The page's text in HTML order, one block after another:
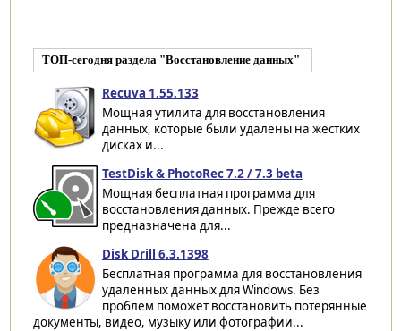
ТОП-сегодня раздела "Восстановление данных"
Recuva 1.55.133
Мощная утилита для восстановления
данных, которые были удалены на жестких
дисках и...
TestDisk & PhotoRec 7.2 / 7.3 beta
Мощная бесплатная программа для
восстановления данных. Прежде всего
предназначена для...
Disk Drill 6.3.1398
Бесплатная программа для восстановления
удаленных данных для Windows. Без
проблем поможет восстановить потерянные
документы, видео, музыку или фотографии...